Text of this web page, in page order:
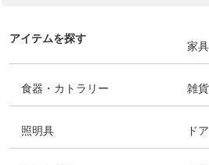
アイテムを探す
家具
食器・カトラリー 雑貨
照明具 ド